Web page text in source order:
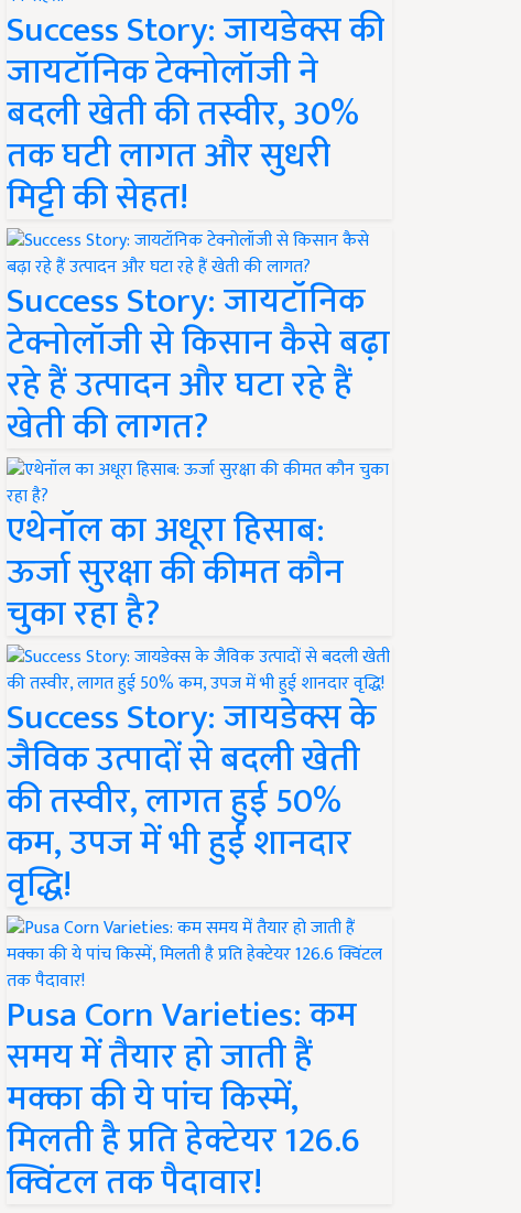
Success Story: जायडेक्स की
जायटॉनिक टेक्नोलॉजी ने
बदली खेती की तस्वीर, 30%
तक घटी लागत और सुधरी
मिट्टी की सेहत!
Success Story: जायटॉनिक
टेक्नोलॉजी से किसान कैसे बढ़ा
रहे हैं उत्पादन और घटा रहे हैं
खेती की लागत?
एथेनॉल का अधूरा हिसाब:
ऊर्जा सुरक्षा की कीमत कौन
चुका रहा है?
Success Story: जायडेक्स के
जैविक उत्पादों से बदली खेती
की तस्वीर, लागत हुई 50%
कम, उपज में भी हुई शानदार
वृद्धि!
Pusa Corn Varieties: कम
समय में तैयार हो जाती हैं
मक्का की ये पांच किस्में,
मिलती है प्रति हेक्टेयर 126.6
क्विंटल तक पैदावार!